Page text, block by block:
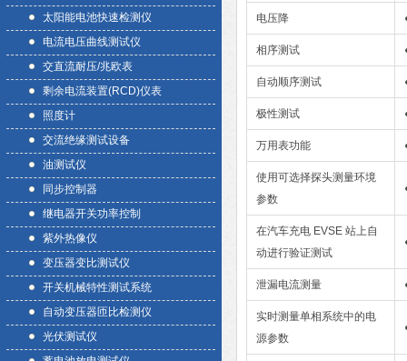
太阳能电池快速检测仪
电流电压曲线测试仪
交直流耐压/兆欧表
剩余电流装置(RCD)仪表
照度计
交流绝缘测试设备
油测试仪
同步控制器
继电器开关功率控制
紫外热像仪
变压器变比测试仪
开关机械特性测试系统
自动变压器匝比检测仪
光伏测试仪
电压降
相序测试
自动顺序测试
极性测试
万用表功能
使用可选择探头测量环境
参数
在汽车充电 EVSE 站上自
动进行验证测试
泄漏电流测量
实时测量单相系统中的电
源参数